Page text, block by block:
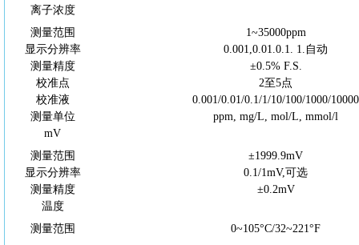
离子浓度
测量范围
1~35000ppm
显示分辨率
0.001,0.01.0.1. 1.自动
测量精度
±0.5% F.S.
校准点
2至5点
校准液
0.001/0.01/0.1/1/10/100/1000/10000
测量单位
ppm, mg/L, mol/L, mmol/l
mV
测量范围
±1999.9mV
显示分辨率
0.1/1mV,可选
测量精度
±0.2mV
温度
测量范围
0~105°C/32~221°F